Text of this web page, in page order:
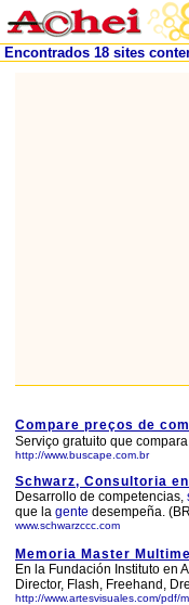
Encontrados 18 sites
Compare preços de
Serviço gratuito que
http://www.buscape.com.br
Schwarz, Consultoria
Desarrollo de competencias,
que la gente desempeña.
www.schwarzccc.com
Memoria Master
En la Fundación Instituto en
Director, Flash, Freehand,
http://www.artesvisuales.com/pdf/